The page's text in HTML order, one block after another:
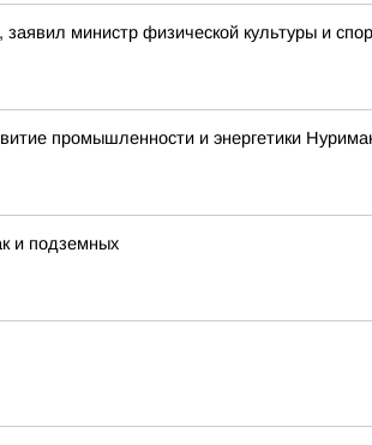
министр физической культуры и
промышленности и энергетики
и подземных